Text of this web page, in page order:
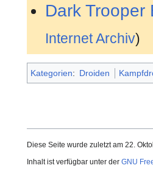
Dark Trooper
Internet Archiv)
Kategorien: Droiden
Diese Seite wurde zuletzt am 22.
Inhalt ist verfügbar unter der GNU